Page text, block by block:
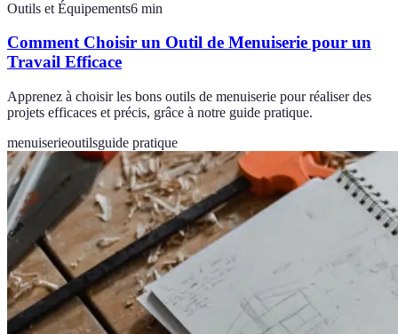
Outils et Équipements6 min
Comment Choisir un Outil de Menuiserie pour un
Travail Efficace
Apprenez à choisir les bons outils de menuiserie pour réaliser des
projets efficaces et précis, grâce à notre guide pratique.
menuiserieoutilsguide pratique